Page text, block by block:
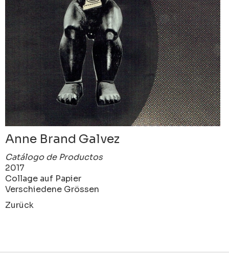
Anne Brand Galvez
Catálogo de Productos
2017
Collage auf Papier
Verschiedene Grössen
Zurück